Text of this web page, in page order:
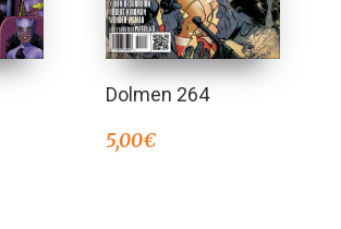
Dolmen 264
5,00€